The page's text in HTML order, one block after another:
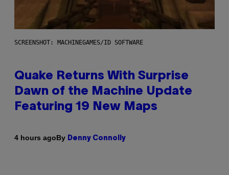
SCREENSHOT: MACHINEGAMES/ID SOFTWARE
Quake Returns With Surprise
Dawn of the Machine Update
Featuring 19 New Maps
4 hours agoBy Denny Connolly